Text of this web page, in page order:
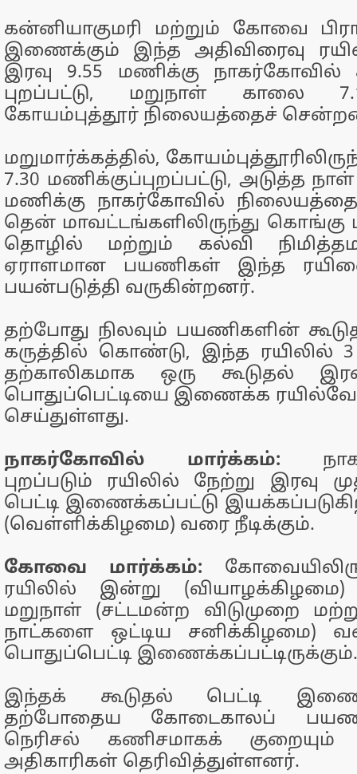
கன்னியாகுமரி மற்றும் கோவை
இணைக்கும் இந்த அதிவிரைவு
இரவு 9.55 மணிக்கு நாகர்கோவில்
புறப்பட்டு, மறுநாள் காலை
கோயம்புத்தூர் நிலையத்தைச்
மறுமார்க்கத்தில்,
7.30 மணிக்குப்புறப்பட்டு, அடுத்த
மணிக்கு நாகர்கோவில் நிலையத்தை
தென் மாவட்டங்களிலிருந்து கொங்கு
தொழில் மற்றும் கல்வி
ஏராளமான பயணிகள் இந்த
பயன்படுத்தி வருகின்றனர்.
தற்போது நிலவும் பயணிகளின்
கருத்தில் கொண்டு, இந்த ரயிலில்
தற்காலிகமாக ஒரு கூடுதல்
பொதுப்பெட்டியை இணைக்க ரயில்வே
செய்துள்ளது.
நாகர்கோவில் மார்க்கம்:
புறப்படும் ரயிலில் நேற்று இரவு
பெட்டி இணைக்கப்பட்டு
(வெள்ளிக்கிழமை) வரை நீடிக்கும்.
கோவை மார்க்கம்:
ரயிலில் இன்று
மறுநாள் (சட்டமன்ற விடுமுறை
நாட்களை ஒட்டிய சனிக்கிழமை)
பொதுப்பெட்டி
இந்தக் கூடுதல் பெட்டி
தற்போதைய கோடைகாலப்
நெரிசல் கணிசமாகக்
அதிகாரிகள் தெரிவித்துள்ளனர்.